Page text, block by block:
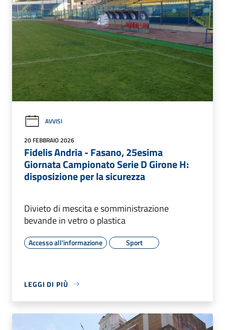
AVVISI
20 FEBBRAIO 2026
Fidelis Andria - Fasano, 25esima
Giornata Campionato Serie D Girone H:
disposizione per la sicurezza
Divieto di mescita e somministrazione
bevande in vetro o plastica
Accesso all'informazione Sport
LEGGI DI PIÙ